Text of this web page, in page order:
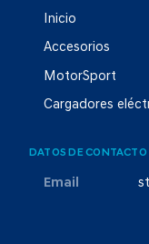
Inicio
Accesorios
MotorSport
Cargadores
DATOS DE CONTACTO
Email